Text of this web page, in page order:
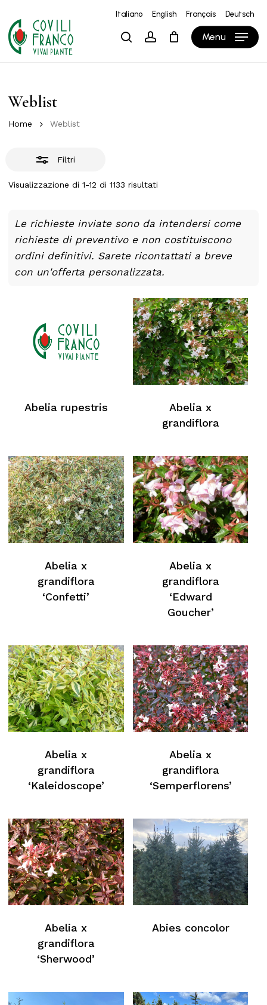
main
content
Italiano English Français Deutsch
searchaccount Menu
Carrello Close
Cart
Weblist
Home Weblist
Filtri
Visualizzazione di 1-12 di 1133 risultati
Close
Filters
Le richieste inviate sono da intendersi come
richieste di preventivo e non costituiscono
ordini definitivi. Sarete ricontattati a breve
con un'offerta personalizzata.
Abelia rupestris
Abelia x
grandiflora
Abelia x
grandiflora
‘Confetti’
Abelia x
grandiflora
‘Edward
Goucher’
Abelia x
grandiflora
‘Kaleidoscope’
Abelia x
grandiflora
‘Semperflorens’
Abelia x
grandiflora
‘Sherwood’
Abies concolor